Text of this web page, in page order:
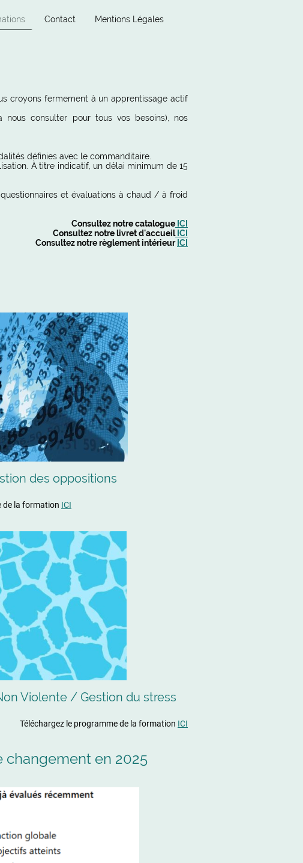
Contact Mentions Légales
croyons fermement à un apprentissage actif
nous consulter pour tous vos besoins), nos
définies avec le commanditaire.
À titre indicatif, un délai minimum de 15
et évaluations à chaud / à froid
Consultez notre catalogue ICI
Consultez notre livret d'accueil ICI
Consultez notre règlement intérieur ICI
des oppositions
de la formation ICI
Violente / Gestion du stress
Téléchargez le programme de la formation ICI
changement en 2025